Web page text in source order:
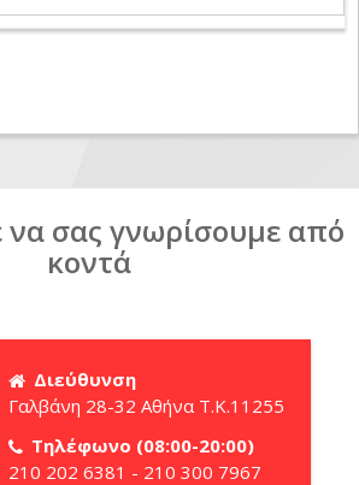
σας γνωρίσουμε από
κοντά
Διεύθυνση
Γαλβάνη 28-32 Αθήνα Τ.Κ.11255
Τηλέφωνο (08:00-20:00)
210 202 6381 - 210 300 7967